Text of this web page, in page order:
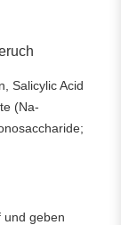
Salicylic Acid
(Na-
und geben